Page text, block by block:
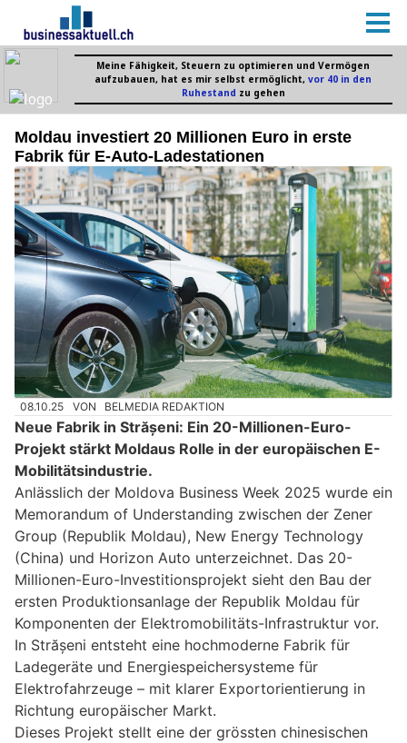
Moldau investiert 20 Millionen Euro in erste
Fabrik für E-Auto-Ladestationen
08.10.25 VON BELMEDIA REDAKTION
Neue Fabrik in Strășeni: Ein 20-Millionen-Euro-
Projekt stärkt Moldaus Rolle in der europäischen E-
Mobilitätsindustrie.
Anlässlich der Moldova Business Week 2025 wurde ein
Memorandum of Understanding zwischen der Zener
Group (Republik Moldau), New Energy Technology
(China) und Horizon Auto unterzeichnet. Das 20-
Millionen-Euro-Investitionsprojekt sieht den Bau der
ersten Produktionsanlage der Republik Moldau für
Komponenten der Elektromobilitäts-Infrastruktur vor.
In Strășeni entsteht eine hochmoderne Fabrik für
Ladegeräte und Energiespeichersysteme für
Elektrofahrzeuge – mit klarer Exportorientierung in
Richtung europäischer Markt.
Dieses Projekt stellt eine der grössten chinesischen